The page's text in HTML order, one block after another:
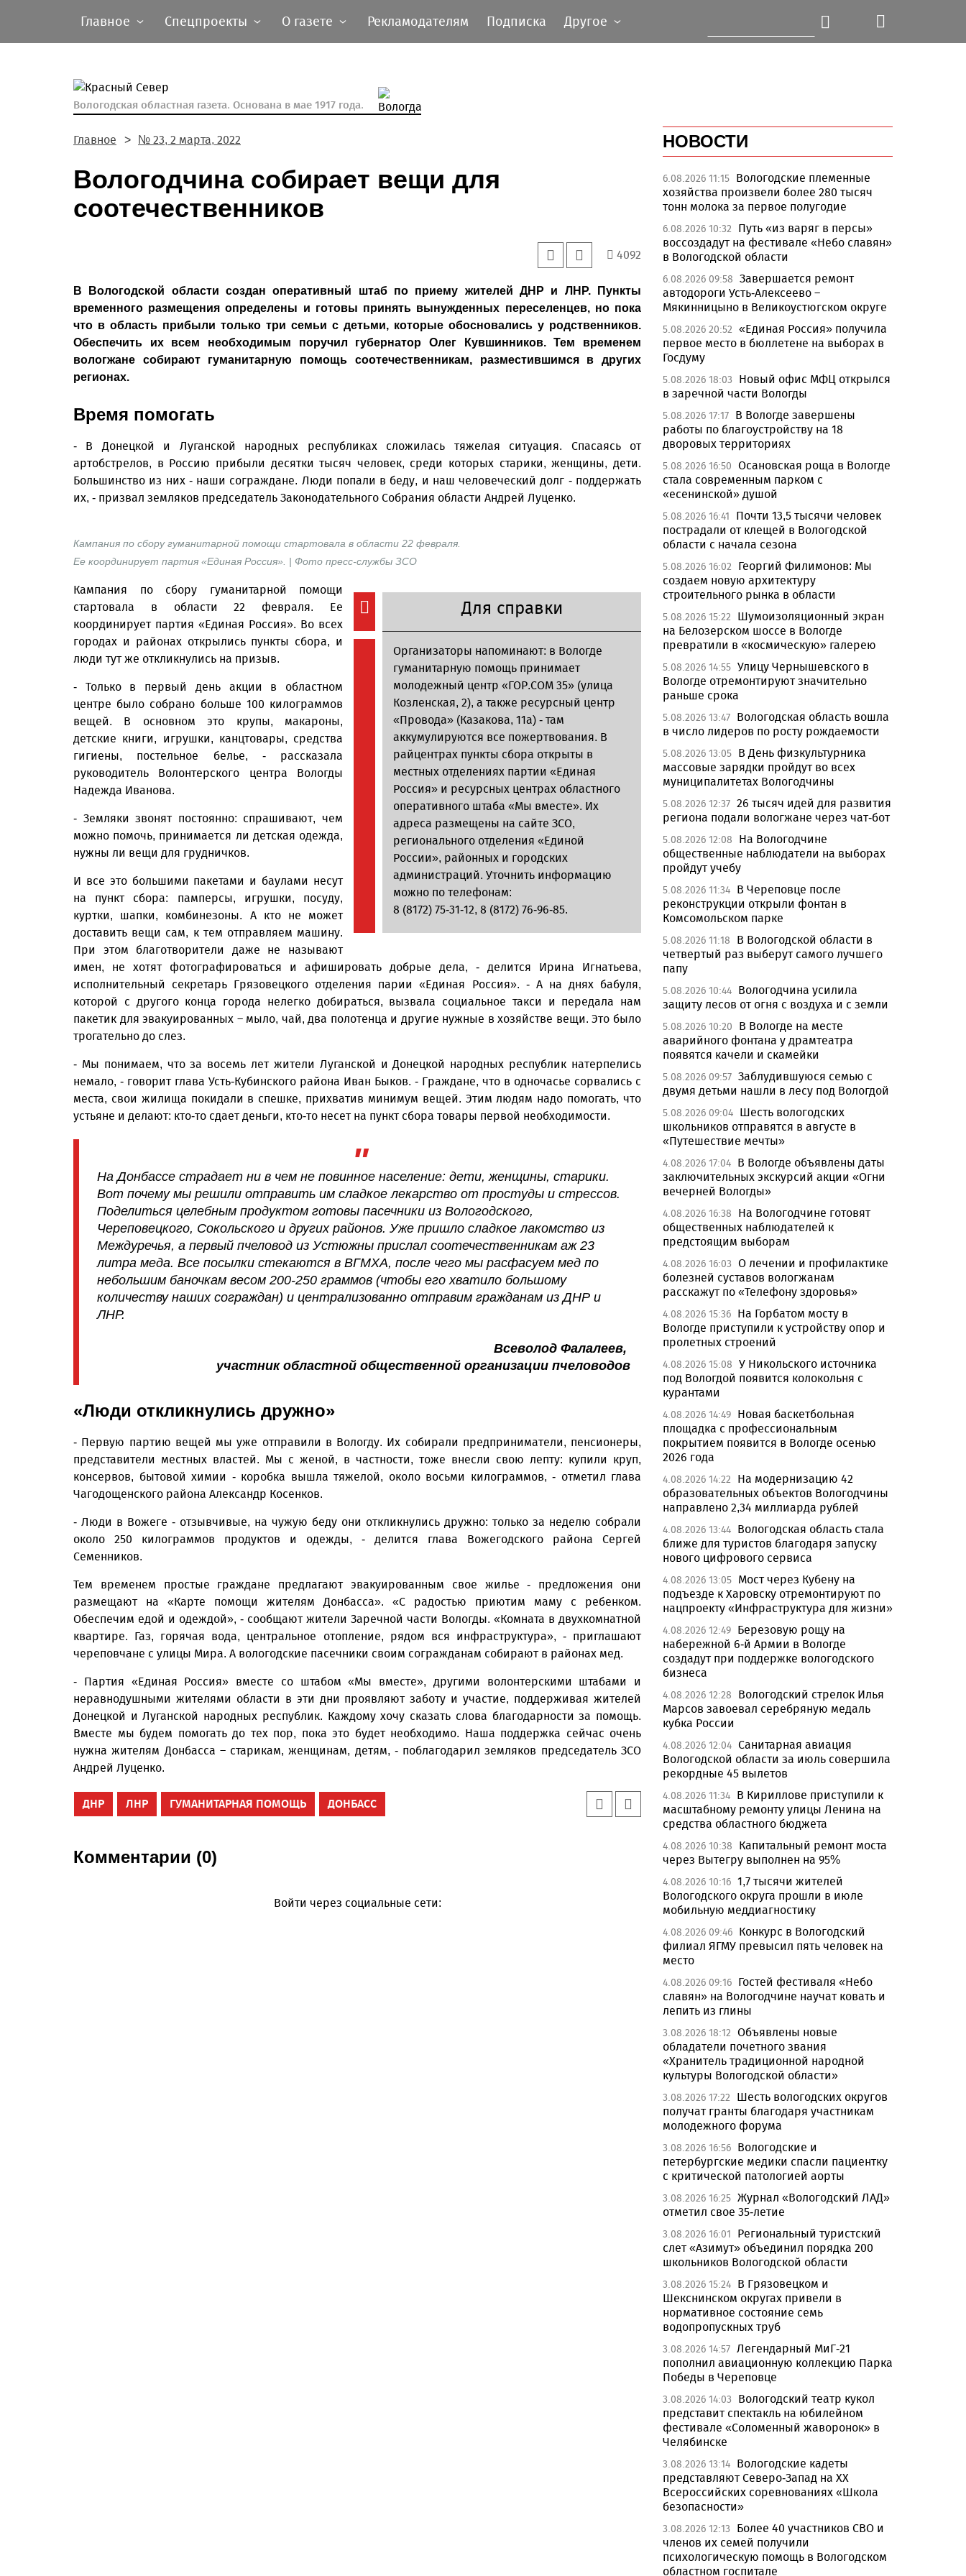
Главное Спецпроекты О газете Рекламодателям Подписка Другое
Вологодская областная газета. Основана в мае 1917 года.
Главное № 23, 2 марта, 2022
Вологодчина собирает вещи для
соотечественников
4092
В Вологодской области создан оперативный штаб по приему жителей ДНР и ЛНР. Пункты
временного размещения определены и готовы принять вынужденных переселенцев, но пока
что в область прибыли только три семьи с детьми, которые обосновались у родственников.
Обеспечить их всем необходимым поручил губернатор Олег Кувшинников. Тем временем
вологжане собирают гуманитарную помощь соотечественникам, разместившимся в других
регионах.
Время помогать
- В Донецкой и Луганской народных республиках сложилась тяжелая ситуация. Спасаясь от
артобстрелов, в Россию прибыли десятки тысяч человек, среди которых старики, женщины, дети.
Большинство из них - наши сограждане. Люди попали в беду, и наш человеческий долг - поддержать
их, - призвал земляков председатель Законодательного Собрания области Андрей Луценко.
Кампания по сбору гуманитарной помощи стартовала в области 22 февраля.
Ее координирует партия «Единая Россия». | Фото пресс-службы ЗСО
Для справки
Организаторы напоминают: в Вологде
гуманитарную помощь принимает
молодежный центр «ГОР.СОМ 35» (улица
Козленская, 2), а также ресурсный центр
«Провода» (Казакова, 11а) - там
аккумулируются все пожертвования. В
райцентрах пункты сбора открыты в
местных отделениях партии «Единая
Россия» и ресурсных центрах областного
оперативного штаба «Мы вместе». Их
адреса размещены на сайте ЗСО,
регионального отделения «Единой
России», районных и городских
администраций. Уточнить информацию
можно по телефонам:
8 (8172) 75-31-12, 8 (8172) 76-96-85.
Кампания по сбору гуманитарной помощи
стартовала в области 22 февраля. Ее
координирует партия «Единая Россия». Во всех
городах и районах открылись пункты сбора, и
люди тут же откликнулись на призыв.
- Только в первый день акции в областном
центре было собрано больше 100 килограммов
вещей. В основном это крупы, макароны,
детские книги, игрушки, канцтовары, средства
гигиены, постельное белье, - рассказала
руководитель Волонтерского центра Вологды
Надежда Иванова.
- Земляки звонят постоянно: спрашивают, чем
можно помочь, принимается ли детская одежда,
нужны ли вещи для грудничков.
И все это большими пакетами и баулами несут
на пункт сбора: памперсы, игрушки, посуду,
куртки, шапки, комбинезоны. А кто не может
доставить вещи сам, к тем отправляем машину.
При этом благотворители даже не называют
имен, не хотят фотографироваться и афишировать добрые дела, - делится Ирина Игнатьева,
исполнительный секретарь Грязовецкого отделения парии «Единая Россия». - А на днях бабуля,
которой с другого конца города нелегко добираться, вызвала социальное такси и передала нам
пакетик для эвакуированных – мыло, чай, два полотенца и другие нужные в хозяйстве вещи. Это было
трогательно до слез.
- Мы понимаем, что за восемь лет жители Луганской и Донецкой народных республик натерпелись
немало, - говорит глава Усть-Кубинского района Иван Быков. - Граждане, что в одночасье сорвались с
места, свои жилища покидали в спешке, прихватив минимум вещей. Этим людям надо помогать, что
устьяне и делают: кто-то сдает деньги, кто-то несет на пункт сбора товары первой необходимости.
На Донбассе страдает ни в чем не повинное население: дети, женщины, старики.
Вот почему мы решили отправить им сладкое лекарство от простуды и стрессов.
Поделиться целебным продуктом готовы пасечники из Вологодского,
Череповецкого, Сокольского и других районов. Уже пришло сладкое лакомство из
Междуречья, а первый пчеловод из Устюжны прислал соотечественникам аж 23
литра меда. Все посылки стекаются в ВГМХА, после чего мы расфасуем мед по
небольшим баночкам весом 200-250 граммов (чтобы его хватило большому
количеству наших сограждан) и централизованно отправим гражданам из ДНР и
ЛНР.
Всеволод Фалалеев,
участник областной общественной организации пчеловодов
«Люди откликнулись дружно»
- Первую партию вещей мы уже отправили в Вологду. Их собирали предприниматели, пенсионеры,
представители местных властей. Мы с женой, в частности, тоже внесли свою лепту: купили круп,
консервов, бытовой химии - коробка вышла тяжелой, около восьми килограммов, - отметил глава
Чагодощенского района Александр Косенков.
- Люди в Вожеге - отзывчивые, на чужую беду они откликнулись дружно: только за неделю собрали
около 250 килограммов продуктов и одежды, - делится глава Вожегодского района Сергей
Семенников.
Тем временем простые граждане предлагают эвакуированным свое жилье - предложения они
размещают на «Карте помощи жителям Донбасса». «С радостью приютим маму с ребенком.
Обеспечим едой и одеждой», - сообщают жители Заречной части Вологды. «Комната в двухкомнатной
квартире. Газ, горячая вода, центральное отопление, рядом вся инфраструктура», - приглашают
череповчане с улицы Мира. А вологодские пасечники своим согражданам собирают в районах мед.
- Партия «Единая Россия» вместе со штабом «Мы вместе», другими волонтерскими штабами и
неравнодушными жителями области в эти дни проявляют заботу и участие, поддерживая жителей
Донецкой и Луганской народных республик. Каждому хочу сказать слова благодарности за помощь.
Вместе мы будем помогать до тех пор, пока это будет необходимо. Наша поддержка сейчас очень
нужна жителям Донбасса – старикам, женщинам, детям, - поблагодарил земляков председатель ЗСО
Андрей Луценко.
ДНР ЛНР ГУМАНИТАРНАЯ ПОМОЩЬ ДОНБАСС
Комментарии (0)
Войти через социальные сети:
НОВОСТИ
6.08.2026 11:15 Вологодские племенные
хозяйства произвели более 280 тысяч
тонн молока за первое полугодие
6.08.2026 10:32
Путь «из варяг в персы»
воссоздадут на фестивале «Небо славян»
в Вологодской области
6.08.2026 09:58 Завершается ремонт
автодороги Усть-Алексеево –
Мякинницыно в Великоустюгском округе
5.08.2026 20:52 «Единая Россия» получила
первое место в бюллетене на выборах в
Госдуму
5.08.2026 18:03
Новый офис МФЦ открылся
в заречной части Вологды
5.08.2026 17:17 В Вологде завершены
работы по благоустройству на 18
дворовых территориях
5.08.2026 16:50 Осановская роща в Вологде
стала современным парком с
«есенинской» душой
5.08.2026 16:41
Почти 13,5 тысячи человек
пострадали от клещей в Вологодской
области с начала сезона
5.08.2026 16:02
Георгий Филимонов: Мы
создаем новую архитектуру
строительного рынка в области
5.08.2026 15:22
Шумоизоляционный экран
на Белозерском шоссе в Вологде
превратили в «космическую» галерею
5.08.2026 14:55 Улицу Чернышевского в
Вологде отремонтируют значительно
раньше срока
5.08.2026 13:47 Вологодская область вошла
в число лидеров по росту рождаемости
5.08.2026 13:05 В День физкультурника
массовые зарядки пройдут во всех
муниципалитетах Вологодчины
5.08.2026 12:37 26 тысяч идей для развития
региона подали вологжане через чат-бот
5.08.2026 12:08
На Вологодчине
общественные наблюдатели на выборах
пройдут учебу
5.08.2026 11:34 В Череповце после
реконструкции открыли фонтан в
Комсомольском парке
5.08.2026 11:18
В Вологодской области в
четвертый раз выберут самого лучшего
папу
5.08.2026 10:44 Вологодчина усилила
защиту лесов от огня с воздуха и с земли
5.08.2026 10:20
В Вологде на месте
аварийного фонтана у драмтеатра
появятся качели и скамейки
5.08.2026 09:57 Заблудившуюся семью с
двумя детьми нашли в лесу под Вологдой
5.08.2026 09:04 Шесть вологодских
школьников отправятся в августе в
«Путешествие мечты»
4.08.2026 17:04 В Вологде объявлены даты
заключительных экскурсий акции «Огни
вечерней Вологды»
4.08.2026 16:38
На Вологодчине готовят
общественных наблюдателей к
предстоящим выборам
4.08.2026 16:03 О лечении и профилактике
болезней суставов вологжанам
расскажут по «Телефону здоровья»
4.08.2026 15:36 На Горбатом мосту в
Вологде приступили к устройству опор и
пролетных строений
4.08.2026 15:08 У Никольского источника
под Вологдой появится колокольня с
курантами
4.08.2026 14:49 Новая баскетбольная
площадка с профессиональным
покрытием появится в Вологде осенью
2026 года
4.08.2026 14:22
На модернизацию 42
образовательных объектов Вологодчины
направлено 2,34 миллиарда рублей
4.08.2026 13:44 Вологодская область стала
ближе для туристов благодаря запуску
нового цифрового сервиса
4.08.2026 13:05 Мост через Кубену на
подъезде к Харовску отремонтируют по
нацпроекту «Инфраструктура для жизни»
4.08.2026 12:49 Березовую рощу на
набережной 6-й Армии в Вологде
создадут при поддержке вологодского
бизнеса
4.08.2026 12:28
Вологодский стрелок Илья
Марсов завоевал серебряную медаль
кубка России
4.08.2026 12:04 Санитарная авиация
Вологодской области за июль совершила
рекордные 45 вылетов
4.08.2026 11:34 В Кириллове приступили к
масштабному ремонту улицы Ленина на
средства областного бюджета
4.08.2026 10:38
Капитальный ремонт моста
через Вытегру выполнен на 95%
4.08.2026 10:16 1,7 тысячи жителей
Вологодского округа прошли в июле
мобильную меддиагностику
4.08.2026 09:46 Конкурс в Вологодский
филиал ЯГМУ превысил пять человек на
место
4.08.2026 09:16 Гостей фестиваля «Небо
славян» на Вологодчине научат ковать и
лепить из глины
3.08.2026 18:12 Объявлены новые
обладатели почетного звания
«Хранитель традиционной народной
культуры Вологодской области»
3.08.2026 17:22
Шесть вологодских округов
получат гранты благодаря участникам
молодежного форума
3.08.2026 16:56 Вологодские и
петербургские медики спасли пациентку
с критической патологией аорты
3.08.2026 16:25 Журнал «Вологодский ЛАД»
отметил свое 35-летие
3.08.2026 16:01
Региональный туристский
слет «Азимут» объединил порядка 200
школьников Вологодской области
3.08.2026 15:24 В Грязовецком и
Шекснинском округах привели в
нормативное состояние семь
водопропускных труб
3.08.2026 14:57 Легендарный МиГ-21
пополнил авиационную коллекцию Парка
Победы в Череповце
3.08.2026 14:03
Вологодский театр кукол
представит спектакль на юбилейном
фестивале «Соломенный жаворонок» в
Челябинске
3.08.2026 13:14 Вологодские кадеты
представляют Северо-Запад на XX
Всероссийских соревнованиях «Школа
безопасности»
3.08.2026 12:13
Более 40 участников СВО и
членов их семей получили
психологическую помощь в Вологодском
областном госпитале